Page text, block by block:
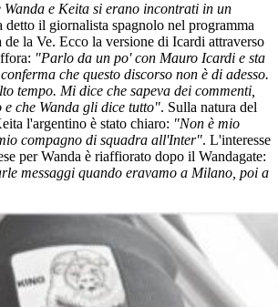
Wanda e Keita si erano incontrati in un
detto il giornalista spagnolo nel programma
la Ve. Ecco la versione di Icardi attraverso
"Parlo da un po' con Mauro Icardi e sta
che questo discorso non è di adesso.
tempo. Mi dice che sapeva dei commenti,
che Wanda gli dice tutto". Sulla natura del
l'argentino è stato chiaro: "Non è mio
compagno di squadra all'Inter". L'interesse
per Wanda è riaffiorato dopo il Wandagate:
messaggi quando eravamo a Milano, poi a